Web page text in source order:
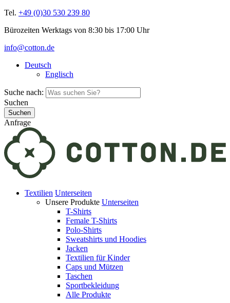
Tel. +49 (0)30 530 239 80
Bürozeiten Werktags von 8:30 bis 17:00 Uhr
info@cotton.de
Deutsch
Englisch
Suche nach:
Suchen
Anfrage
Textilien Unterseiten
Unsere Produkte Unterseiten
T-Shirts
Female T-Shirts
Polo-Shirts
Sweatshirts und Hoodies
Jacken
Textilien für Kinder
Caps und Mützen
Taschen
Sportbekleidung
Alle Produkte